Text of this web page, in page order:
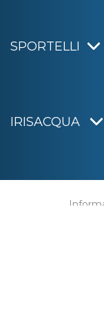
SPORTELLI
IRISACQUA